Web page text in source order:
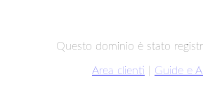
Questo dominio è stato
Area clienti Guide e